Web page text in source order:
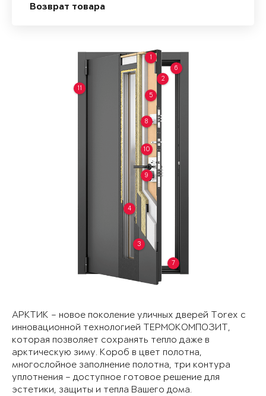
Возврат товара
1
2
3
4
5
6
7
8
9
10
11
АРКТИК – новое поколение уличных дверей Torex с
инновационной технологией ТЕРМОКОМПОЗИТ,
которая позволяет сохранять тепло даже в
арктическую зиму. Короб в цвет полотна,
многослойное заполнение полотна, три контура
уплотнения – доступное готовое решение для
эстетики, защиты и тепла Вашего дома.